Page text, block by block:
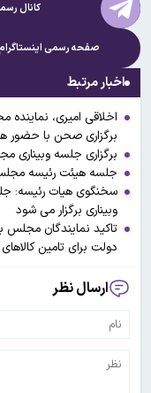
کانال
صفحه رسمی
اخبار مرتبط
اخلاقی امیری،
برگزاری صحن با حضور
برگزاری جلسه وبیناری
جلسه هیئت رئیسه
سخنگوی هیات رئیسه:
وبیناری برگزار می شود
تاکید نمایندگان مجلس
دولت برای تامین
ارسال نظر